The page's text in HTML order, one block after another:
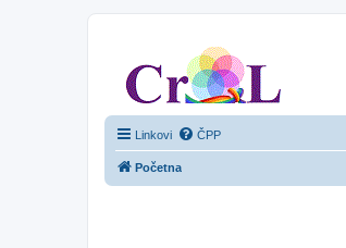
Linkovi ČPP
Početna